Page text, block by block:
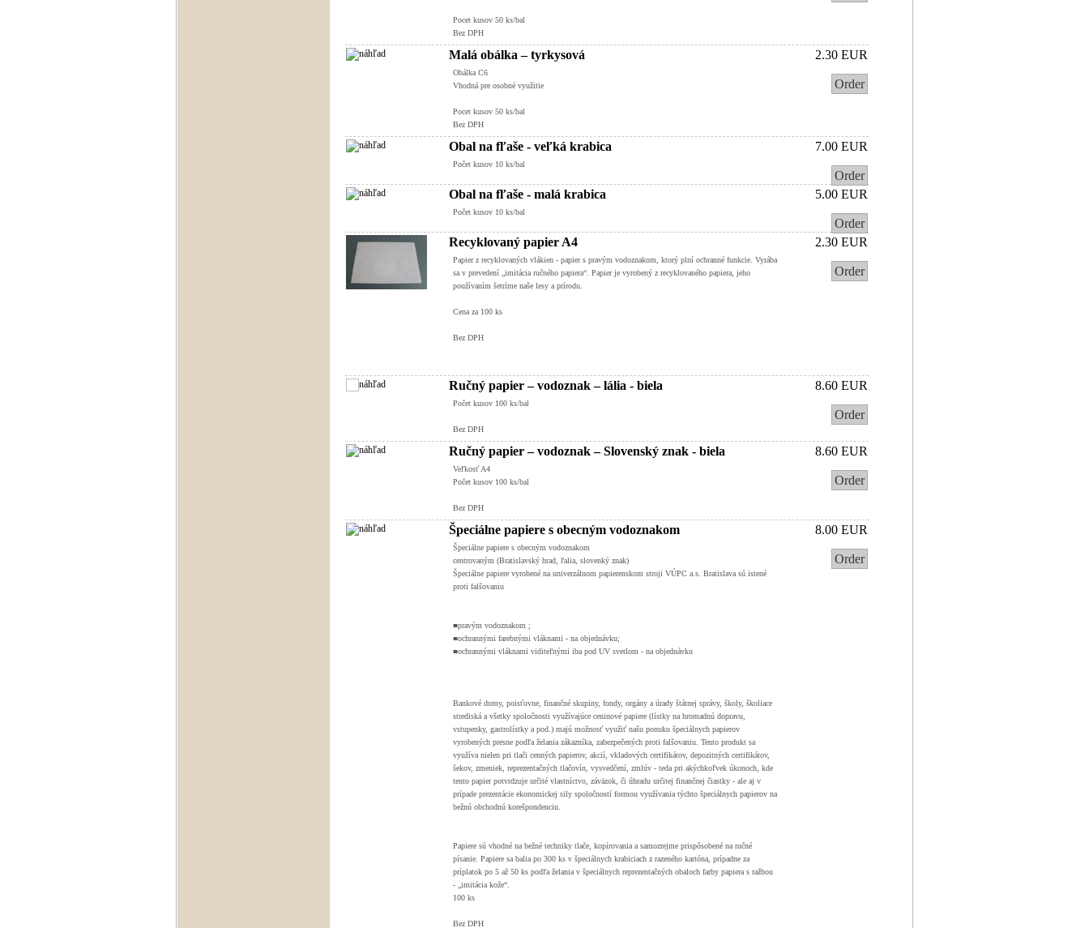
Pocet kusov 50 ks/bal
Bez DPH
Malá obálka – tyrkysová
Obálka C6
Vhodná pre osobné využitie
Pocet kusov 50 ks/bal
Bez DPH
2.30 EUR
Order
Obal na fľaše - veľká krabica
Počet kusov 10 ks/bal
7.00 EUR
Order
Obal na fľaše - malá krabica
Počet kusov 10 ks/bal
5.00 EUR
Order
Recyklovaný papier A4
Papier z recyklovaných vlákien - papier s pravým vodoznakom, ktorý plní ochranné funkcie. Vyrába
sa v prevedení „imitácia ručného papiera“. Papier je vyrobený z recyklovaného papiera, jeho
používaním šetríme naše lesy a prírodu.
Cena za 100 ks
Bez DPH
2.30 EUR
Order
Ručný papier – vodoznak – lália - biela
Počet kusov 100 ks/bal
Bez DPH
8.60 EUR
Order
Ručný papier – vodoznak – Slovenský znak - biela
Veľkosť A4
Počet kusov 100 ks/bal
Bez DPH
8.60 EUR
Order
Špeciálne papiere s obecným vodoznakom
Špeciálne papiere s obecným vodoznakom
centrovaným (Bratislavský hrad, ľalia, slovenký znak)
Špeciálne papiere vyrobené na univerzálnom papierenskom stroji VÚPC a.s. Bratislava sú istené
proti falšovaniu
■pravým vodoznakom ;
■ochrannými farebnými vláknami - na objednávku;
■ochrannými vláknami viditeľnými iba pod UV svetlom - na objednávku
Bankové domy, poisťovne, finančné skupiny, fondy, orgány a úrady štátnej správy, školy, školiace
strediská a všetky spoločnosti využívajúce ceninové papiere (lístky na hromadnú dopravu,
vstupenky, gastrolístky a pod.) majú možnosť využiť našu ponuku špeciálnych papierov
vyrobených presne podľa želania zákazníka, zabezpečených proti falšovaniu. Tento produkt sa
využíva nielen pri tlači cenných papierov, akcií, vkladových certifikátov, depozitných certifikátov,
šekov, zmeniek, reprezentačných tlačovín, vysvedčení, zmlúv - teda pri akýchkoľvek úkonoch, kde
tento papier potvrdzuje určité vlastníctvo, záväzok, či úhradu určitej finančnej čiastky - ale aj v
prípade prezentácie ekonomickej sily spoločností formou využívania týchto špeciálnych papierov na
bežnú obchodnú korešpondenciu.
Papiere sú vhodné na bežné techniky tlače, kopírovania a samozrejme prispôsobené na ručné
písanie. Papiere sa balia po 300 ks v špeciálnych krabiciach z razeného kartóna, prípadne za
príplatok po 5 až 50 ks podľa želania v špeciálnych reprezentačných obaloch farby papiera s ražbou
- „imitácia kože“.
100 ks
Bez DPH
8.00 EUR
Order